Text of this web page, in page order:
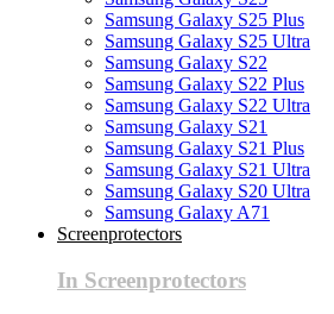
Samsung Galaxy S25 Plus
Samsung Galaxy S25 Ultra
Samsung Galaxy S22
Samsung Galaxy S22 Plus
Samsung Galaxy S22 Ultra
Samsung Galaxy S21
Samsung Galaxy S21 Plus
Samsung Galaxy S21 Ultra
Samsung Galaxy S20 Ultra
Samsung Galaxy A71
Screenprotectors
In Screenprotectors